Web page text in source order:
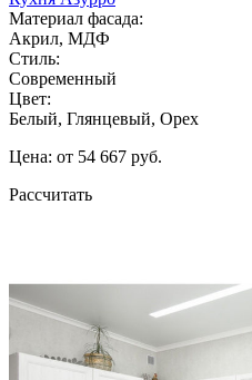
Материал фасада:
Акрил, МДФ
Стиль:
Современный
Цвет:
Белый, Глянцевый, Орех
Цена: от 54 667 руб.
Рассчитать